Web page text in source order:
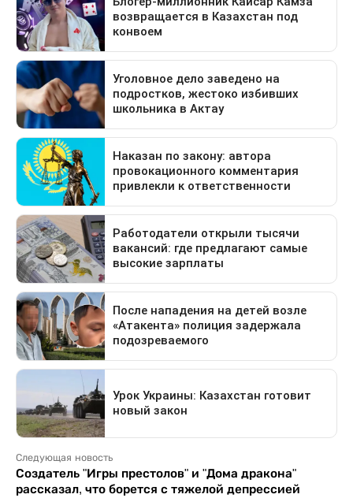
Следующая новость
Создатель "Игры престолов" и "Дома дракона"
рассказал, что борется с тяжелой депрессией